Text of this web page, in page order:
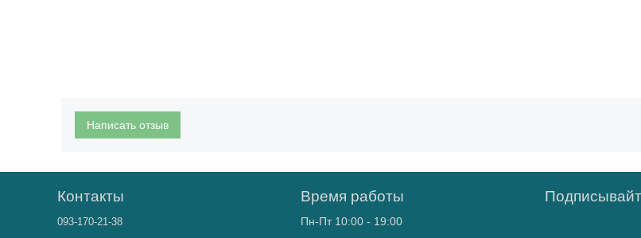
Написать отзыв
Контакты
093-170-21-38
Время работы
Пн-Пт 10:00 - 19:00